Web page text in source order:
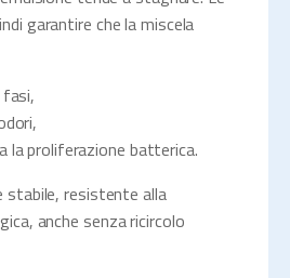
garantire che la miscela
la proliferazione batterica.
stabile, resistente alla
anche senza ricircolo